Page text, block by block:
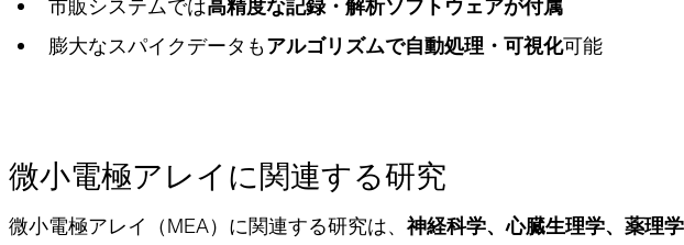
市販システムでは高精度な記録・解析ソフトウェアが付属
膨大なスパイクデータもアルゴリズムで自動処理・可視化可能
微小電極アレイに関連する研究
微小電極アレイ（MEA）に関連する研究は、 神経科学、心臓生理学、薬理